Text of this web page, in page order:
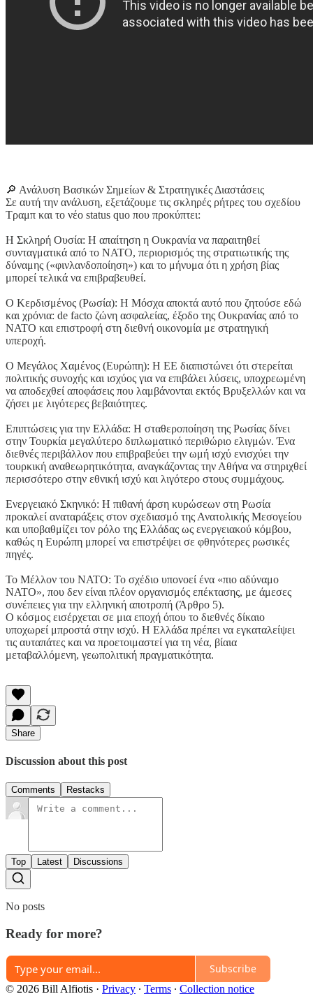
🔎 Ανάλυση Βασικών Σημείων & Στρατηγικές Διαστάσεις
Σε αυτή την ανάλυση, εξετάζουμε τις σκληρές ρήτρες του σχεδίου
Τραμπ και το νέο status quo που προκύπτει:
Η Σκληρή Ουσία: Η απαίτηση η Ουκρανία να παραιτηθεί
συνταγματικά από το ΝΑΤΟ, περιορισμός της στρατιωτικής της
δύναμης («φινλανδοποίηση») και το μήνυμα ότι η χρήση βίας
μπορεί τελικά να επιβραβευθεί.
Ο Κερδισμένος (Ρωσία): Η Μόσχα αποκτά αυτό που ζητούσε εδώ
και χρόνια: de facto ζώνη ασφαλείας, έξοδο της Ουκρανίας από το
ΝΑΤΟ και επιστροφή στη διεθνή οικονομία με στρατηγική
υπεροχή.
Ο Μεγάλος Χαμένος (Ευρώπη): Η ΕΕ διαπιστώνει ότι στερείται
πολιτικής συνοχής και ισχύος για να επιβάλει λύσεις, υποχρεωμένη
να αποδεχθεί αποφάσεις που λαμβάνονται εκτός Βρυξελλών και να
ζήσει με λιγότερες βεβαιότητες.
Επιπτώσεις για την Ελλάδα: Η σταθεροποίηση της Ρωσίας δίνει
στην Τουρκία μεγαλύτερο διπλωματικό περιθώριο ελιγμών. Ένα
διεθνές περιβάλλον που επιβραβεύει την ωμή ισχύ ενισχύει την
τουρκική αναθεωρητικότητα, αναγκάζοντας την Αθήνα να στηριχθεί
περισσότερο στην εθνική ισχύ και λιγότερο στους συμμάχους.
Ενεργειακό Σκηνικό: Η πιθανή άρση κυρώσεων στη Ρωσία
προκαλεί αναταράξεις στον σχεδιασμό της Ανατολικής Μεσογείου
και υποβαθμίζει τον ρόλο της Ελλάδας ως ενεργειακού κόμβου,
καθώς η Ευρώπη μπορεί να επιστρέψει σε φθηνότερες ρωσικές
πηγές.
Το Μέλλον του ΝΑΤΟ: Το σχέδιο υπονοεί ένα «πιο αδύναμο
ΝΑΤΟ», που δεν είναι πλέον οργανισμός επέκτασης, με άμεσες
συνέπειες για την ελληνική αποτροπή (Άρθρο 5).
Ο κόσμος εισέρχεται σε μια εποχή όπου το διεθνές δίκαιο
υποχωρεί μπροστά στην ισχύ. Η Ελλάδα πρέπει να εγκαταλείψει
τις αυταπάτες και να προετοιμαστεί για τη νέα, βίαια
μεταβαλλόμενη, γεωπολιτική πραγματικότητα.
Share
Discussion about this post
Comments Restacks
Top Latest Discussions
No posts
Ready for more?
Subscribe
© 2026 Bill Alfiotis · Privacy ∙ Terms ∙ Collection notice